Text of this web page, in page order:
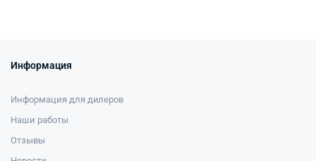
Информация
Информация для дилеров
Наши работы
Отзывы